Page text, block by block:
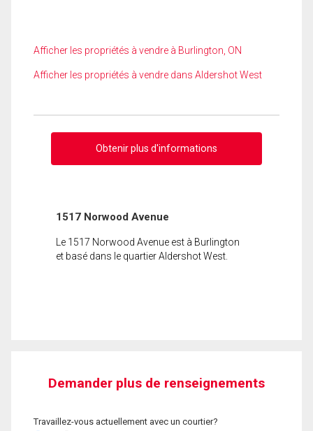
Afficher les propriétés à vendre à Burlington, ON
Afficher les propriétés à vendre dans Aldershot West
Obtenir plus d'informations
1517 Norwood Avenue
Le 1517 Norwood Avenue est à Burlington
et basé dans le quartier Aldershot West.
Demander plus de renseignements
Travaillez-vous actuellement avec un courtier?